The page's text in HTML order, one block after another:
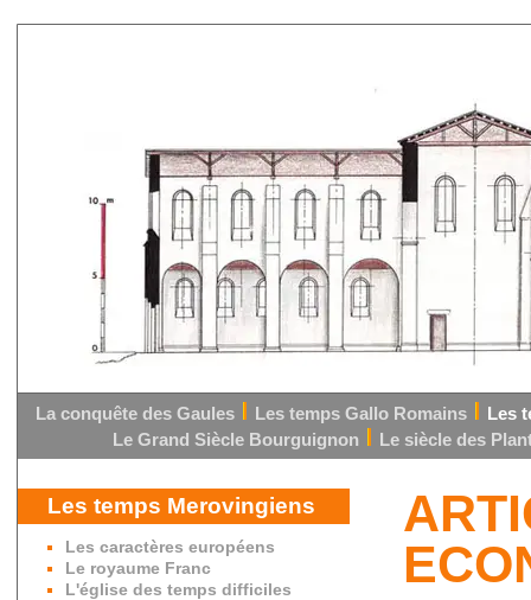
La conquête des Gaules Les temps Gallo Romains
Les
Le Grand Siècle Bourguignon
Le siècle des
Les temps Merovingiens
Les caractères européens
Le royaume Franc
L'église des temps difficiles